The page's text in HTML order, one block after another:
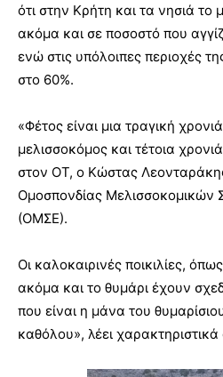
ότι στην Κρήτη και τα νησιά το
ακόμα και σε ποσοστό που
ενώ στις υπόλοιπες περιοχές
στο 60%.
«Φέτος είναι μια τραγική
μελισσοκόμος και τέτοια
στον ΟΤ, ο Κώστας
Ομοσπονδίας
(ΟΜΣΕ).
Οι καλοκαιρινές ποικιλίες,
ακόμα και το θυμάρι έχουν
που είναι η μάνα του
καθόλου», λέει